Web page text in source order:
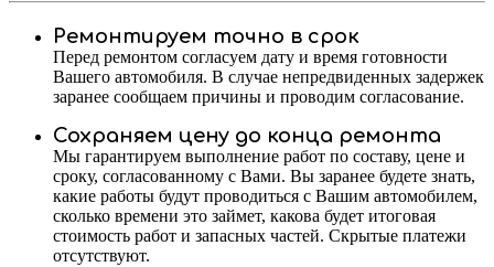
Ремонтируем точно в срок
Перед ремонтом согласуем дату и время готовности
Вашего автомобиля. В случае непредвиденных задержек
заранее сообщаем причины и проводим согласование.
Сохраняем цену до конца ремонта
Мы гарантируем выполнение работ по составу, цене и
сроку, согласованному с Вами. Вы заранее будете знать,
какие работы будут проводиться с Вашим автомобилем,
сколько времени это займет, какова будет итоговая
стоимость работ и запасных частей. Скрытые платежи
отсутствуют.